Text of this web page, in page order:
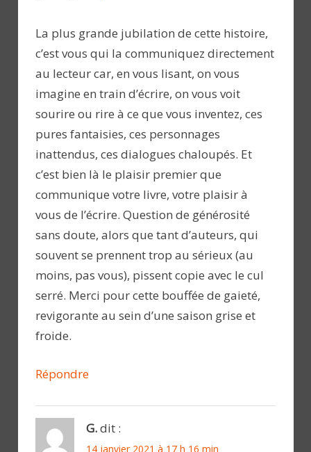
La plus grande jubilation de cette histoire,
c’est vous qui la communiquez directement
au lecteur car, en vous lisant, on vous
imagine en train d’écrire, on vous voit
sourire ou rire à ce que vous inventez, ces
pures fantaisies, ces personnages
inattendus, ces dialogues chaloupés. Et
c’est bien là le plaisir premier que
communique votre livre, votre plaisir à
vous de l’écrire. Question de générosité
sans doute, alors que tant d’auteurs, qui
souvent se prennent trop au sérieux (au
moins, pas vous), pissent copie avec le cul
serré. Merci pour cette bouffée de gaieté,
revigorante au sein d’une saison grise et
froide.
Répondre
G.dit :
14 janvier 2021 à 17 h 16 min